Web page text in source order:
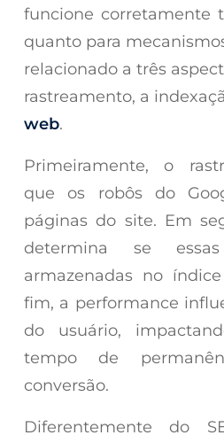
funcione corretamente
quanto para
relacionado a três
rastreamento, a
web.
Primeiramente, o
que os robôs do
páginas do site. Em
determina se
armazenadas no
fim, a performance
do usuário,
tempo de
conversão.
Diferentemente do